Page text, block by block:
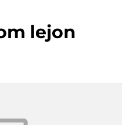
lejon